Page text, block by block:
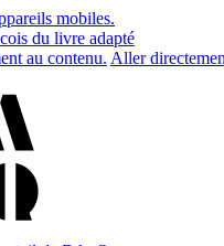
mobiles.
du livre adapté
au contenu. Aller